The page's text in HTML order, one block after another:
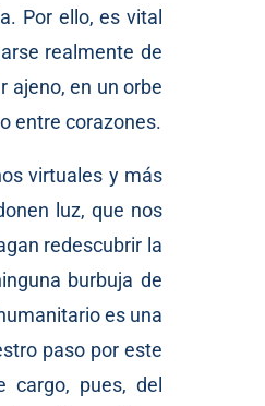
Por ello, es vital
realmente de
ajeno, en un orbe
entre corazones.
virtuales y más
luz, que nos
redescubrir la
burbuja de
es una
paso por este
cargo, pues, del